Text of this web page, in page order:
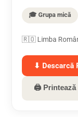
🎓 Grupa mică
🇷🇴 Limba
⬇ Descarcă
🖨 Printează